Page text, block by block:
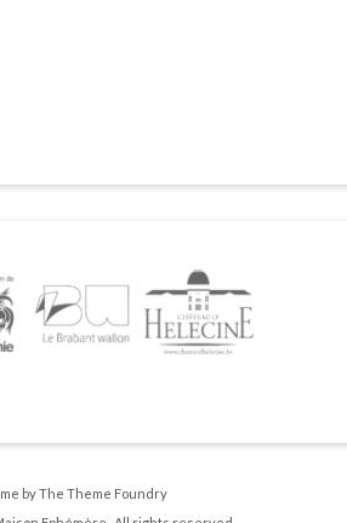
byThe Theme Foundry